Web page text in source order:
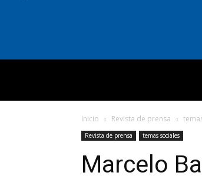
Inicio Revista de prensa
Revista de prensa temas sociales
Marcelo